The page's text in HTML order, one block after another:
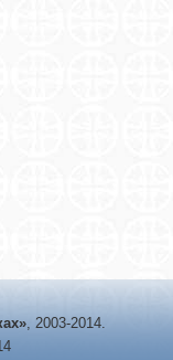
, 2003-2014.